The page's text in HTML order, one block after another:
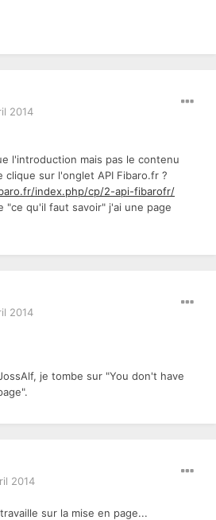
2014
l'introduction mais pas le contenu
clique sur l'onglet API Fibaro.fr ?
index.php/cp/2-api-fibarofr/
"ce qu'il faut savoir" j'ai une page
2014
je tombe sur "You don't have
2014
sur la mise en page...